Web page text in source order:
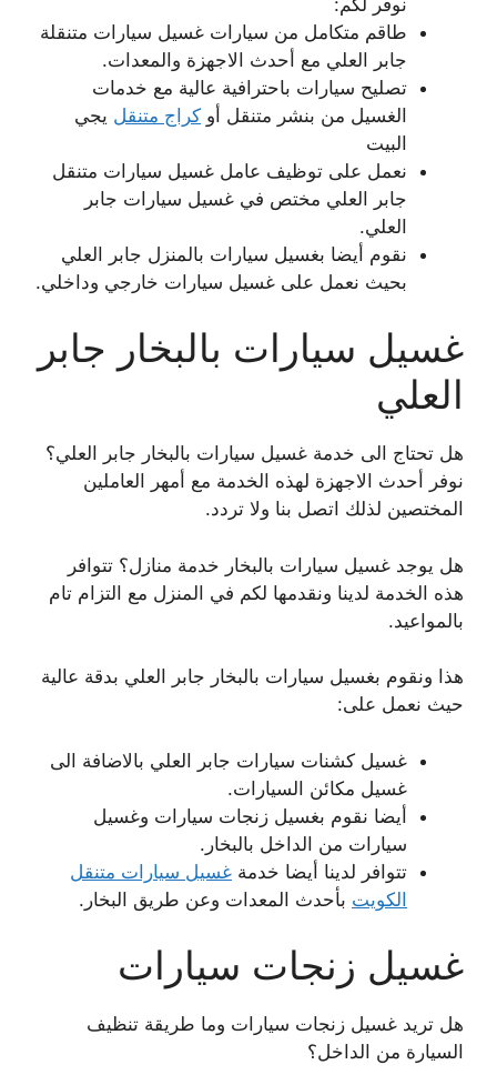
طاقم متكامل من سيارات غسيل سيارات متنقلة
جابر العلي مع أحدث الاجهزة والمعدات.
تصليح سيارات باحترافية عالية مع خدمات
الغسيل من بنشر متنقل أو كراج متنقل يجي
البيت
نعمل على توظيف عامل غسيل سيارات متنقل
جابر العلي مختص في غسيل سيارات جابر
العلي.
نقوم أيضا بغسيل سيارات بالمنزل جابر العلي
بحيث نعمل على غسيل سيارات خارجي وداخلي.
غسيل سيارات بالبخار جابر
العلي
هل تحتاج الى خدمة غسيل سيارات بالبخار جابر العلي؟
نوفر أحدث الاجهزة لهذه الخدمة مع أمهر العاملين
المختصين لذلك اتصل بنا ولا تردد.
هل يوجد غسيل سيارات بالبخار خدمة منازل؟ تتوافر
هذه الخدمة لدينا ونقدمها لكم في المنزل مع التزام تام
بالمواعيد.
هذا ونقوم بغسيل سيارات بالبخار جابر العلي بدقة عالية
حيث نعمل على:
غسيل كشنات سيارات جابر العلي بالاضافة الى
غسيل مكائن السيارات.
أيضا نقوم بغسيل زنجات سيارات وغسيل
سيارات من الداخل بالبخار.
تتوافر لدينا أيضا خدمة غسيل سيارات متنقل
الكويت بأحدث المعدات وعن طريق البخار.
غسيل زنجات سيارات
هل تريد غسيل زنجات سيارات وما طريقة تنظيف
السيارة من الداخل؟